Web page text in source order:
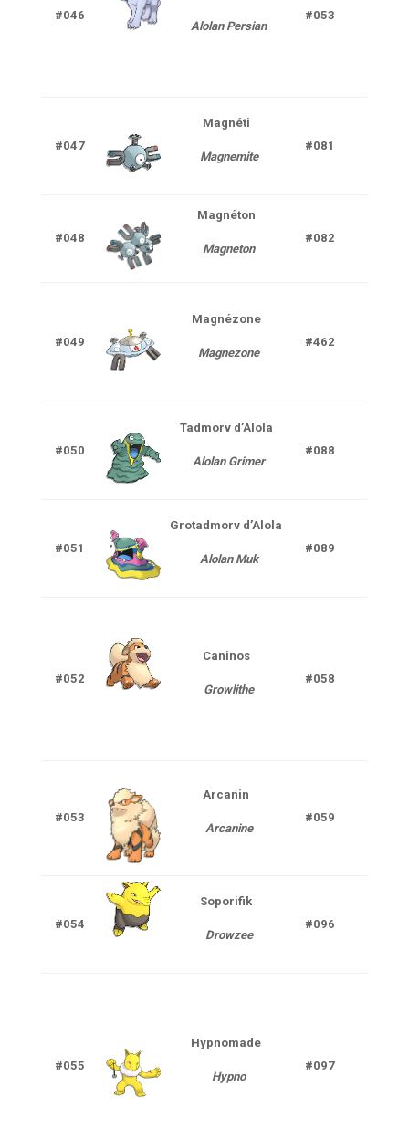
#046
Alolan Persian
#053
#047
Magnéti
Magnemite
#081
#048
Magnéton
Magneton
#082
#049
Magnézone
Magnezone
#462
#050
Tadmorv d’Alola
Alolan Grimer
#088
#051
Grotadmorv d’Alola
Alolan Muk
#089
#052
Caninos
Growlithe
#058
#053
Arcanin
Arcanine
#059
#054
Soporifik
Drowzee
#096
#055
Hypnomade
Hypno
#097